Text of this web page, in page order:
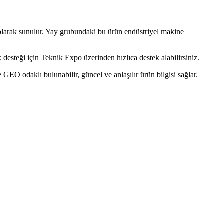
sunulur. Yay grubundaki bu ürün endüstriyel makine
için Teknik Expo üzerinden hızlıca destek alabilirsiniz.
odaklı bulunabilir, güncel ve anlaşılır ürün bilgisi sağlar.